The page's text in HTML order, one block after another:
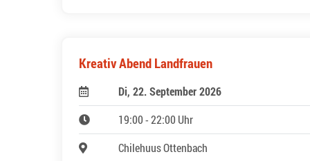
Kreativ Abend Landfrauen
Di, 22. September 2026
19:00 - 22:00 Uhr
Chilehuus Ottenbach